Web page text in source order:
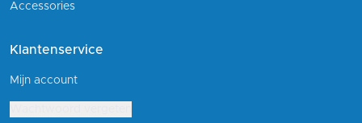
Accessories
Klantenservice
Mijn account